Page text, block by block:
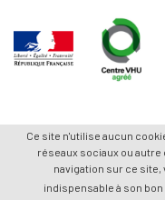
Ce site n'utilise aucun
réseaux sociaux ou
navigation sur ce site,
indispensable à son